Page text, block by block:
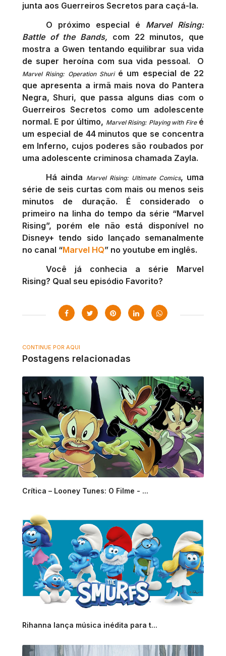
junta aos Guerreiros Secretos para caçá-la.
O próximo especial é Marvel Rising:
Battle of the Bands, com 22 minutos, que
mostra a Gwen tentando equilibrar sua vida
de super heroína com sua vida pessoal.
O
Marvel Rising: Operation Shurié um especial de 22
que apresenta a irmã mais nova do Pantera
Negra, Shuri, que passa alguns dias com o
Guerreiros Secretos como um adolescente
normal. E por último, Marvel Rising: Playing with Fireé
um especial de 44 minutos que se concentra
em Inferno, cujos poderes são roubados por
uma adolescente criminosa chamada Zayla.
Há ainda Marvel Rising: Ultimate Comics, uma
série de seis curtas com mais ou menos seis
minutos de duração. É considerado o
primeiro na linha do tempo da série “Marvel
Rising”, porém ele não está disponível no
Disney+ tendo sido lançado semanalmente
no canal “Marvel HQ” no youtube em inglês.
Você já conhecia a série Marvel
Rising? Qual seu episódio Favorito?
CONTINUE POR AQUI
Postagens relacionadas
Crítica – Looney Tunes: O Filme - ...
Rihanna lança música inédita para t...